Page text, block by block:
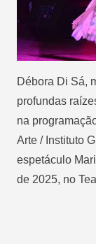
Débora Di Sá,
profundas
na
Arte / Instituto
espetáculo
de 2025, no